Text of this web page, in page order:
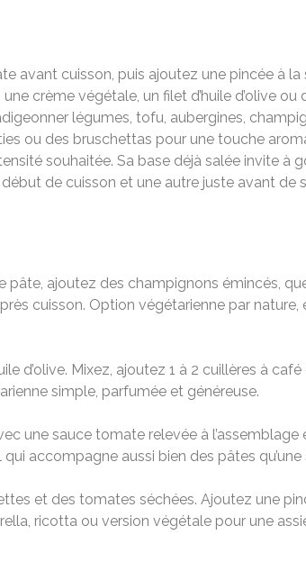
avant cuisson, puis ajoutez une pincée à
crème végétale, un filet d’huile d’olive ou
légumes, tofu, aubergines,
ou des bruschettas pour une touche
souhaitée. Sa base déjà salée invite à
de cuisson et une autre juste avant de
ajoutez des champignons émincés,
cuisson. Option végétarienne par
d’olive. Mixez, ajoutez 1 à 2 cuillères à
simple, parfumée et généreuse.
une sauce tomate relevée à
accompagne aussi bien des pâtes
et des tomates séchées. Ajoutez une
ricotta ou version végétale pour une